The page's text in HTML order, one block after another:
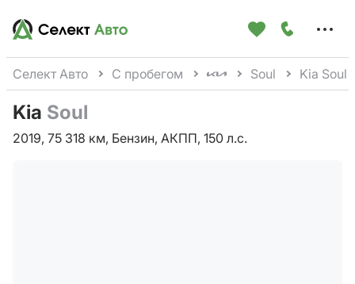
Селект Авто С пробегом Soul Kia Soul
Kia Soul
2019, 75 318 км, Бензин, АКПП, 150 л.с.